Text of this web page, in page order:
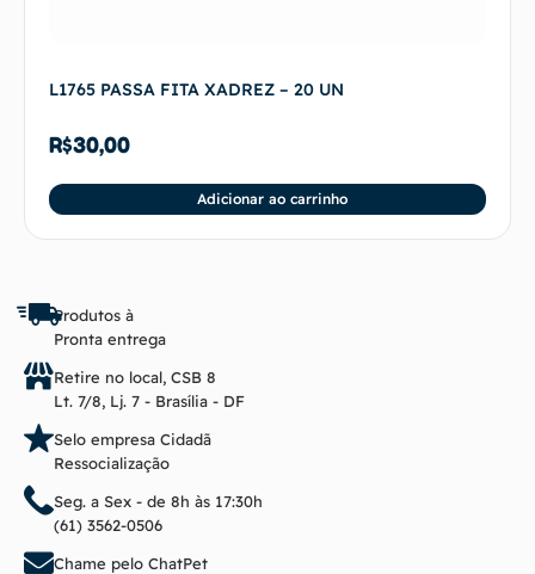
L1765 PASSA FITA XADREZ – 20 UN
R$30,00
Adicionar ao carrinho
Produtos à
Pronta entrega
Retire no local, CSB 8
Lt. 7/8, Lj. 7 - Brasília - DF
Selo empresa Cidadã
Ressocialização
Seg. a Sex - de 8h às 17:30h
(61) 3562-0506
Chame pelo ChatPet